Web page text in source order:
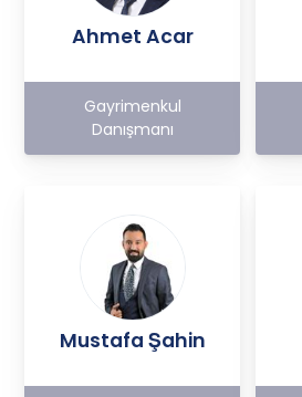
Ahmet Acar
Gayrimenkul
Danışmanı
Mustafa Şahin